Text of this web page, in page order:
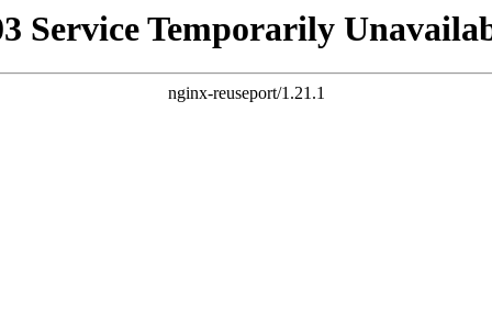
Service Temporarily
nginx-reuseport/1.21.1